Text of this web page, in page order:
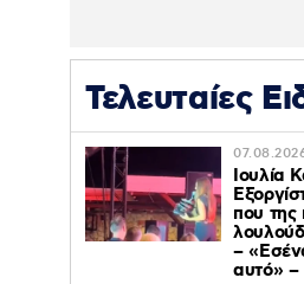
Τελευταίες
Ιουλία
που της
–
αυτό» –